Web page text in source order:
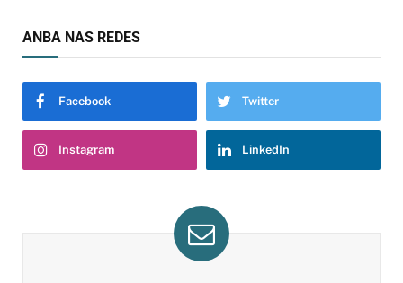
ANBA NAS REDES
Facebook Twitter
Instagram LinkedIn